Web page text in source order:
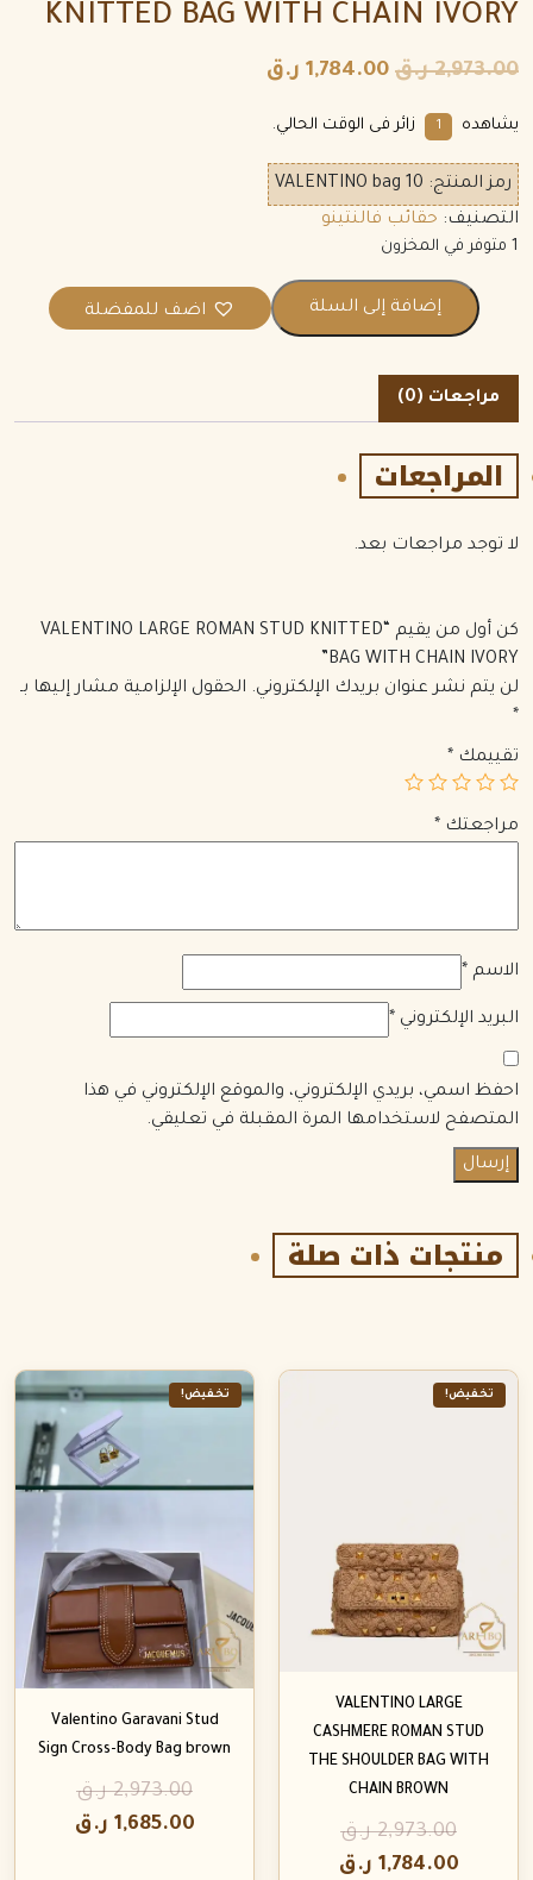
KNITTED BAG WITH CHAIN IVORY
2,973.00 ر.ق 1,784.00 ر.ق
يشاهده 1 زائر فى الوقت الحالي.
رمز المنتج: VALENTINO bag 10
التصنيف: حقائب فالنتينو
1 متوفر في المخزون
إضافة إلى السلة اضف للمفضلة
مراجعات (0)
المراجعات
لا توجد مراجعات بعد.
كن أول من يقيم “VALENTINO LARGE ROMAN STUD KNITTED
BAG WITH CHAIN IVORY”
لن يتم نشر عنوان بريدك الإلكتروني. الحقول الإلزامية مشار إليها بـ
*
تقييمك *
مراجعتك *
الاسم *
البريد الإلكتروني *
احفظ اسمي، بريدي الإلكتروني، والموقع الإلكتروني في هذا
المتصفح لاستخدامها المرة المقبلة في تعليقي.
منتجات ذات صلة
تخفيض!
VALENTINO LARGE
CASHMERE ROMAN STUD
THE SHOULDER BAG WITH
CHAIN BROWN
2,973.00 ر.ق
1,784.00 ر.ق
تخفيض!
Valentino Garavani Stud
Sign Cross-Body Bag brown
2,973.00 ر.ق
1,685.00 ر.ق